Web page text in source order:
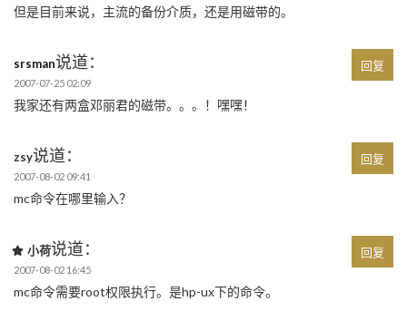
但是目前来说，主流的备份介质，还是用磁带的。
srsman说道：
2007-07-25 02:09
我家还有两盒邓丽君的磁带。。。！嘿嘿！
回复
zsy说道：
2007-08-02 09:41
mc命令在哪里输入？
回复
小荷说道：
2007-08-02 16:45
mc命令需要root权限执行。是hp-ux下的命令。
回复